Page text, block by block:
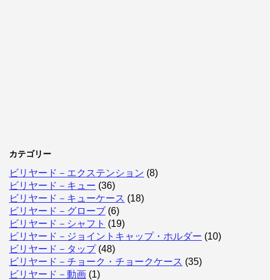
カテゴリー
ビリヤード－エクステンション (8)
ビリヤード－キュー (36)
ビリヤード－キューケース (18)
ビリヤード－グローブ (6)
ビリヤード－シャフト (19)
ビリヤード－ジョイントキャップ・ホルダー (10)
ビリヤード－タップ(48)
ビリヤード－チョーク・チョークケース (35)
ビリヤード－動画 (1)